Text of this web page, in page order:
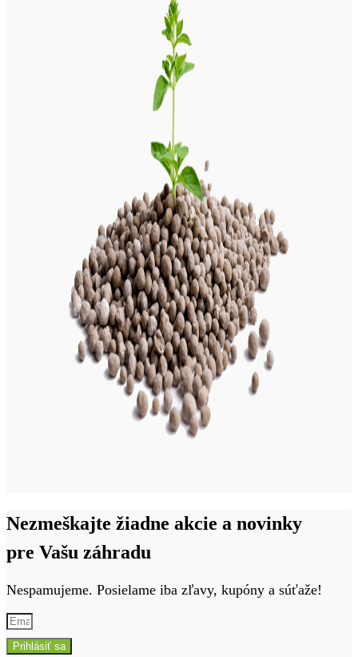
Nezmeškajte žiadne akcie a novinky
pre Vašu záhradu
Nespamujeme. Posielame iba zľavy, kupóny a súťaže!
Prihlásiť sa